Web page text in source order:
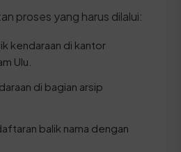
proses yang harus dilalui:
kendaraan di kantor
Ulu.
di bagian arsip
balik nama dengan